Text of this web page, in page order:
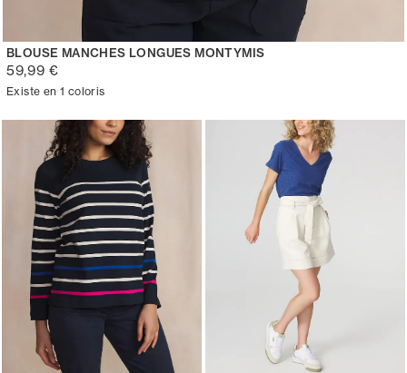
BLOUSE MANCHES LONGUES MONTYMIS
59,99 €
Existe en 1 coloris